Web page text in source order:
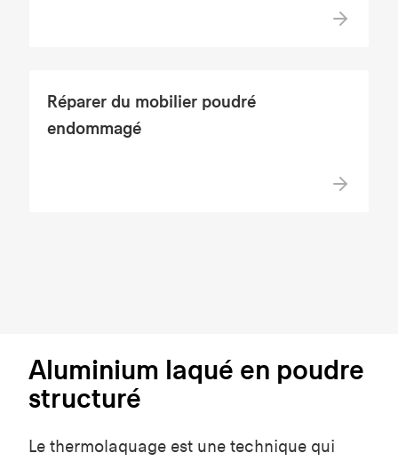
Réparer du mobilier poudré
endommagé
Aluminium laqué en poudre
structuré
Le thermolaquage est une technique qui